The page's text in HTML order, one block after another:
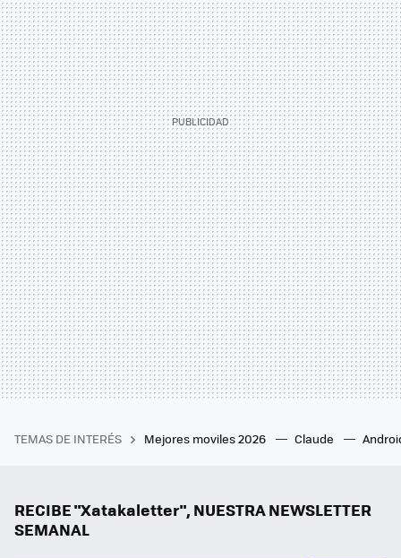
TEMAS DE INTERÉS Mejores moviles 2026 Claude
RECIBE "Xatakaletter", NUESTRA NEWSLETTER
SEMANAL